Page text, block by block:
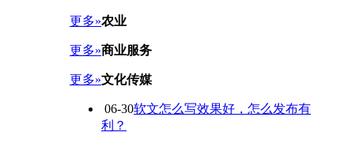
更多»农业
更多»商业服务
更多»文化传媒
06-30软文怎么写效果好，怎么发布有
利？